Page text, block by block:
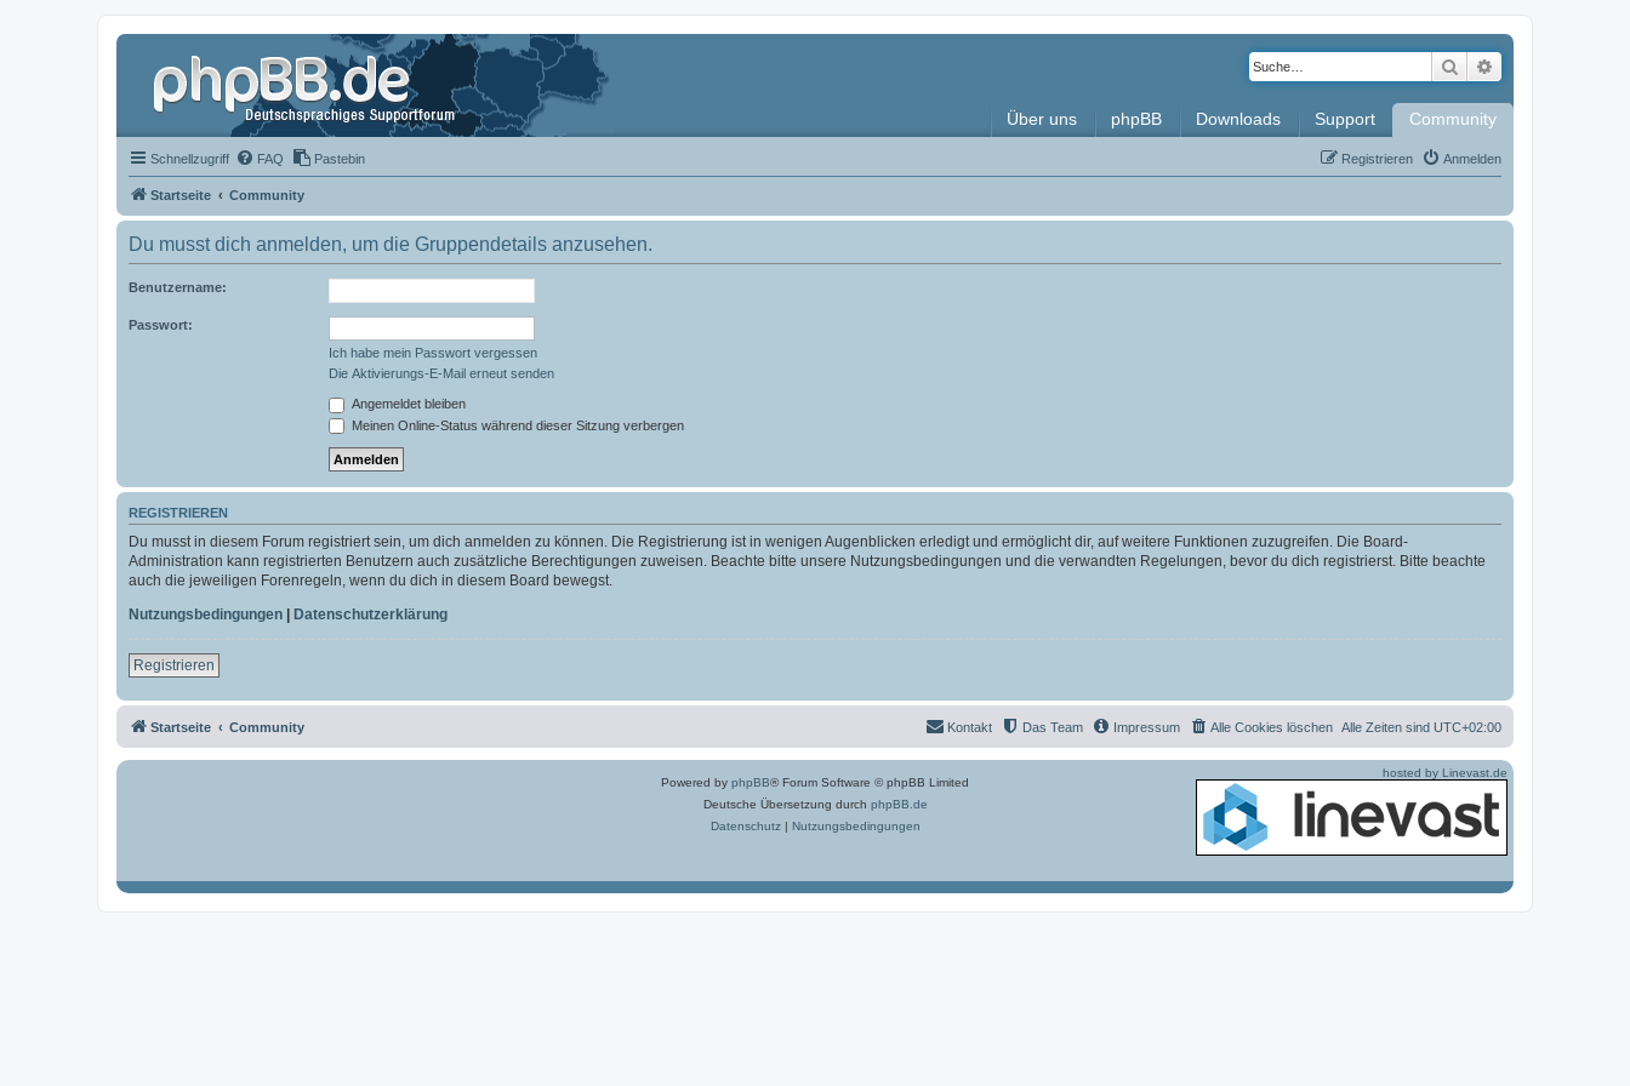
Suche
Über uns phpBB Downloads Support Community
Schnellzugriff FAQ Pastebin Anmelden
Registrieren
Startseite Community
Du musst dich anmelden, um die Gruppendetails anzusehen.
Benutzername:
Passwort:
Ich habe mein Passwort vergessen
Die Aktivierungs-E-Mail erneut senden
Angemeldet bleiben
Meinen Online-Status während dieser Sitzung verbergen
REGISTRIEREN
Du musst in diesem Forum registriert sein, um dich anmelden zu können. Die Registrierung ist in wenigen Augenblicken erledigt und ermöglicht dir, auf weitere Funktionen zuzugreifen. Die Board-
Administration kann registrierten Benutzern auch zusätzliche Berechtigungen zuweisen. Beachte bitte unsere Nutzungsbedingungen und die verwandten Regelungen, bevor du dich registrierst. Bitte beachte
auch die jeweiligen Forenregeln, wenn du dich in diesem Board bewegst.
Nutzungsbedingungen | Datenschutzerklärung
Registrieren
Startseite Community Alle Zeiten sind UTC+02:00
Alle Cookies löschen
Impressum
Das Team
Kontakt
Powered by phpBB® Forum Software © phpBB Limited
Deutsche Übersetzung durch phpBB.de
Datenschutz| Nutzungsbedingungen
hosted by Linevast.de